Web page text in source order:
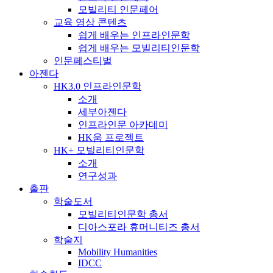
모빌리티 인문페어
교육 영상 콘텐츠
쉽게 배우는 인프라인문학
쉽게 배우는 모빌리티인문학
인문페스티벌
아젠다
HK3.0 인프라인문학
소개
세부아젠다
인프라인문 아카데미
HK움 프로젝트
HK+ 모빌리티인문학
소개
연구성과
출판
학술도서
모빌리티인문학 총서
디아스포라 휴머니티즈 총서
학술지
Mobility Humanities
IDCC